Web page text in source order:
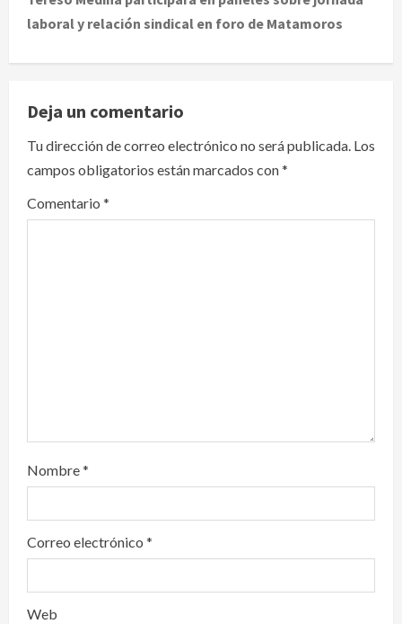
n
a
v
i
g
a
laboral y relación sindical en foro de Matamoros
Deja un comentario
Tu dirección de correo electrónico no será publicada. Los
campos obligatorios están marcados con*
Comentario *
Nombre*
Correo electrónico *
Web